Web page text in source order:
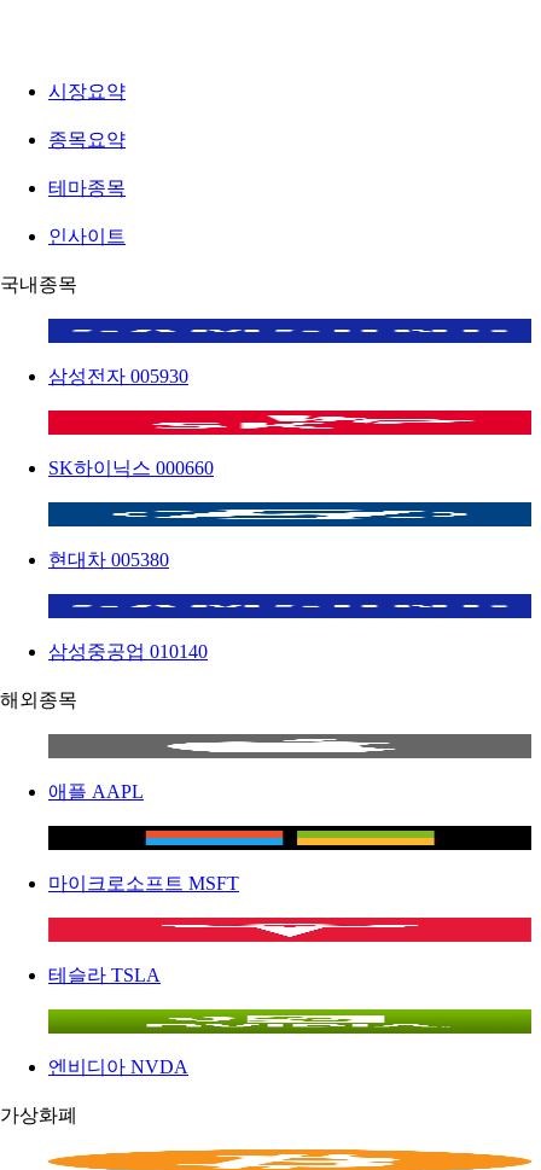
시장요약
종목요약
테마종목
인사이트
국내종목
삼성전자 005930
SK하이닉스 000660
현대차 005380
삼성중공업 010140
해외종목
애플 AAPL
마이크로소프트 MSFT
테슬라 TSLA
엔비디아 NVDA
가상화폐